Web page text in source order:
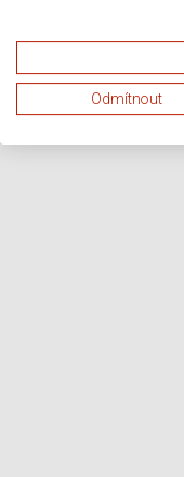
Odmítnout